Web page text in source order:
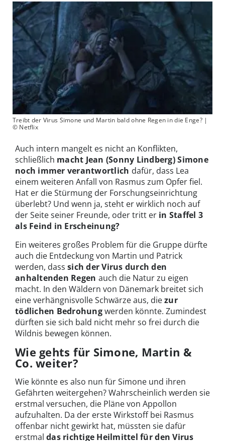
Treibt der Virus Simone und Martin bald ohne Regen in die Enge? |
© Netflix
Auch intern mangelt es nicht an Konflikten,
schließlich macht Jean (Sonny Lindberg) Simone
noch immer verantwortlich dafür, dass Lea
einem weiteren Anfall von Rasmus zum Opfer fiel.
Hat er die Stürmung der Forschungseinrichtung
überlebt? Und wenn ja, steht er wirklich noch auf
der Seite seiner Freunde, oder tritt er in Staffel 3
als Feind in Erscheinung?
Ein weiteres großes Problem für die Gruppe dürfte
auch die Entdeckung von Martin und Patrick
werden, dass sich der Virus durch den
anhaltenden Regen auch die Natur zu eigen
macht. In den Wäldern von Dänemark breitet sich
eine verhängnisvolle Schwärze aus, diezur
tödlichen Bedrohungwerden könnte. Zumindest
dürften sie sich bald nicht mehr so frei durch die
Wildnis bewegen können.
Wie gehts für Simone, Martin &
Co. weiter?
Wie könnte es also nun für Simone und ihren
Gefährten weitergehen? Wahrscheinlich werden sie
erstmal versuchen, die Pläne von Appollon
aufzuhalten. Da der erste Wirkstoff bei Rasmus
offenbar nicht gewirkt hat, müssten sie dafür
erstmal das richtige Heilmittel für den Virus